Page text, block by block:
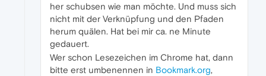
her schubsen wie man möchte. Und muss sich
nicht mit der Verknüpfung und den Pfaden
herum quälen. Hat bei mir ca. ne Minute
gedauert.
Wer schon Lesezeichen im Chrome hat, dann
bitte erst umbenennen in Bookmark.org,